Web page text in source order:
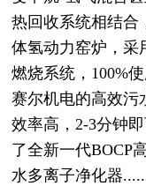
热回收系统相结合
体氢动力窑炉，采
燃烧系统，100%
赛尔机电的高效污
效率高，2-3分钟
了全新一代BOCP
水多离子净化器